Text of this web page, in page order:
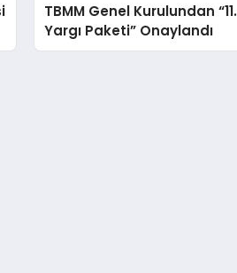
TBMM Genel Kurulundan “11.
Yargı Paketi” Onaylandı